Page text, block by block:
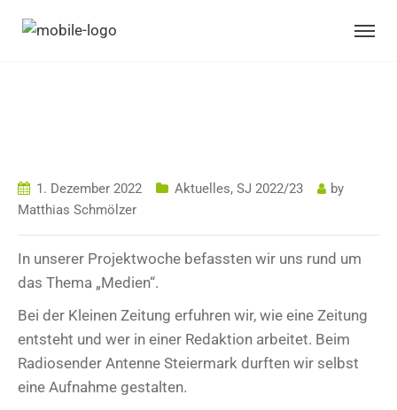
1. Dezember 2022 Aktuelles, SJ 2022/23
by
Matthias Schmölzer
In unserer Projektwoche befassten wir uns rund um
das Thema „Medien“.
Bei der Kleinen Zeitung erfuhren wir, wie eine Zeitung
entsteht und wer in einer Redaktion arbeitet. Beim
Radiosender Antenne Steiermark durften wir selbst
eine Aufnahme gestalten.